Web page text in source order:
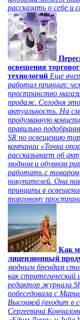
рассказать о себе и
освещения
технологий Еще
работал принцип:
пространство
продаж. Сегодня
актуальность. На
продуманную
правильно
SR по освещению
компании «Точка
рассказывает об
модном и обувном
работать с
покупателей. Она
принципы в
торговому
Как
лицензионный
модным брендам
как
редактор журнала
побеседовала с
Высоцкой (входит в
Сергеевича